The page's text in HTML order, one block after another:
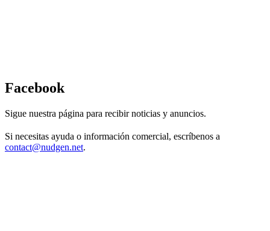
Facebook
Sigue nuestra página para recibir noticias y anuncios.
Si necesitas ayuda o información comercial, escríbenos a
contact@nudgen.net.